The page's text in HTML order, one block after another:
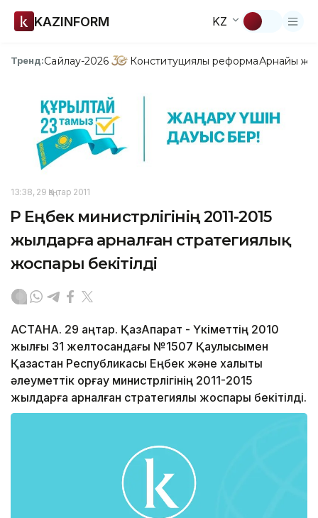
KAZINFORM KZ
Тренд:Сайлау-2026 Конституциялық реформаАрнайы
13:38, 29 Қаңтар 2011
ҚР Еңбек министрлігінің 2011-2015
жылдарға арналған стратегиялық
жоспары бекітілді
АСТАНА. 29 қаңтар. ҚазАқпарат - Үкіметтің 2010
жылғы 31 желтоқсандағы №1507 Қаулысымен
Қазақстан Республикасы Еңбек және халықты
әлеуметтік қорғау министрлігінің 2011-2015
жылдарға арналған стратегиялық жоспары бекітілді.